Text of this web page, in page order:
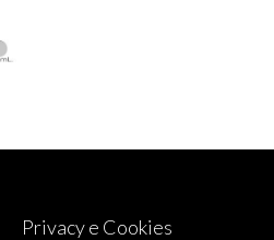
Privacy e Cookies